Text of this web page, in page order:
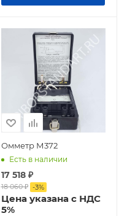
Омметр М372
Есть в наличии
17 518₽
18 060₽ -3%
Цена указана с НДС
5%